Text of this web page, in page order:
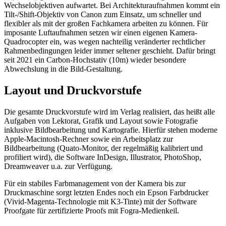
Wechselobjektiven aufwartet. Bei Architekturaufnahmen kommt ein
Tilt-/Shift-Objektiv von Canon zum Einsatz, um schneller und
flexibler als mit der großen Fachkamera arbeiten zu können. Für
imposante Luftaufnahmen setzen wir einen eigenen Kamera-
Quadrocopter ein, was wegen nachteilig veränderter rechtlicher
Rahmenbedingungen leider immer seltener geschieht. Dafür bringt
seit 2021 ein Carbon-Hochstativ (10m) wieder besondere
Abwechslung in die Bild-Gestaltung.
Layout und Druckvorstufe
Die gesamte Druckvorstufe wird im Verlag realisiert, das heißt alle
Aufgaben von Lektorat, Grafik und Layout sowie Fotografie
inklusive Bildbearbeitung und Kartografie. Hierfür stehen moderne
Apple-Macintosh-Rechner sowie ein Arbeitsplatz zur
Bildbearbeitung (Quato-Monitor, der regelmäßig kalibriert und
profiliert wird), die Software InDesign, Illustrator, PhotoShop,
Dreamweaver u.a. zur Verfügung.
Für ein stabiles Farbmanagement von der Kamera bis zur
Druckmaschine sorgt letzten Endes noch ein Epson Farbdrucker
(Vivid-Magenta-Technologie mit K3-Tinte) mit der Software
Proofgate für zertifizierte Proofs mit Fogra-Medienkeil.